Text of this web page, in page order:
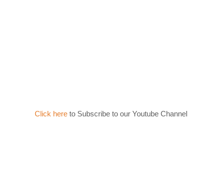
Click here to Subscribe to our Youtube Channel